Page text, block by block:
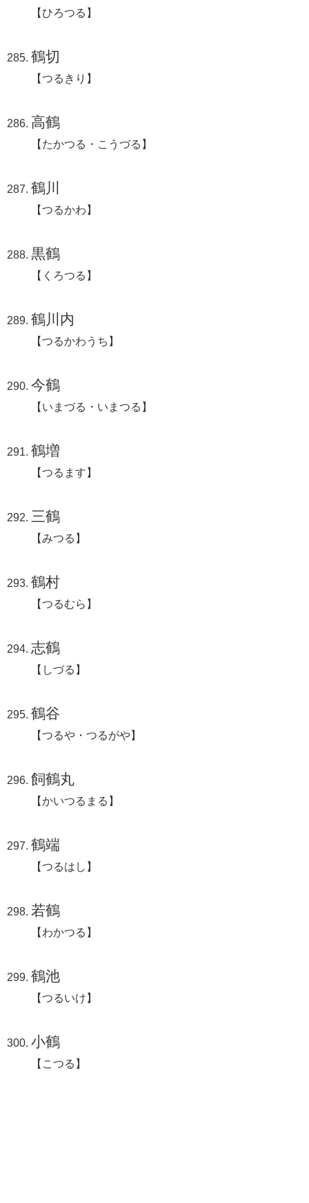
【ひろつる】
鶴切
【つるきり】
高鶴
【たかつる・こうづる】
鶴川
【つるかわ】
黒鶴
【くろつる】
鶴川内
【つるかわうち】
今鶴
【いまづる・いまつる】
鶴増
【つるます】
三鶴
【みつる】
鶴村
【つるむら】
志鶴
【しづる】
鶴谷
【つるや・つるがや】
飼鶴丸
【かいつるまる】
鶴端
【つるはし】
若鶴
【わかつる】
鶴池
【つるいけ】
小鶴
【こつる】